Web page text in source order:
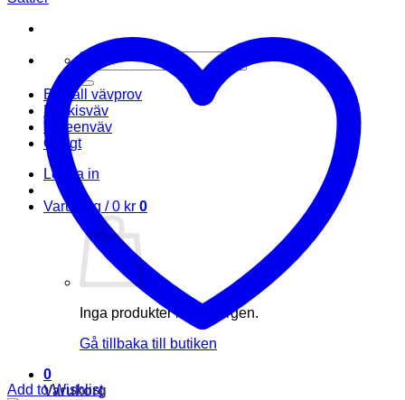
Sök
efter:
Beställ vävprov
Markisväv
Screenväv
Övrigt
Logga in
Varukorg /0 kr 0
Inga produkter i varukorgen.
Gå tillbaka till butiken
0
Varukorg
Add to Wishlist